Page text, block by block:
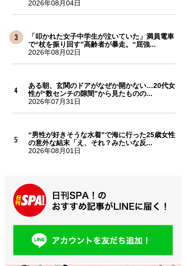
2026年08月04日
「叩かれた女子中学生が泣いていた」満員電車
で“杖を振り回す”高齢者が暴走。“屈強...
2026年08月02日
ある朝、玄関のドアがなぜか開かない…20代女
性が“数センチの隙間”から見たものの...
2026年07月31日
“男性が好きそうな水着”で海に行った25歳女性
の意外な結末「え、それ？みたいな反...
2026年08月01日